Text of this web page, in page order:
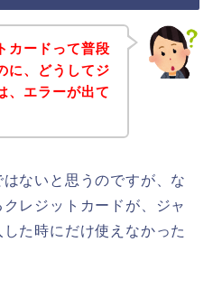
カードって普段
に、どうしてジ
、エラーが出て
ないと思うのですが、な
レジットカードが、ジャ
た時にだけ使えなかった